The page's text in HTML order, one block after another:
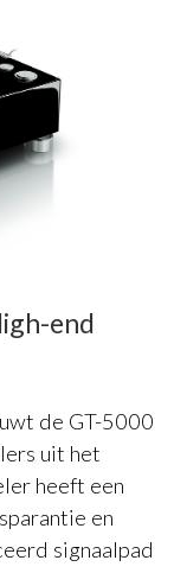
end
de GT-5000
uit het
heeft een
en
signaalpad